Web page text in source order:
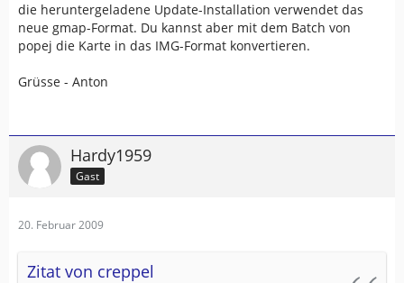
die heruntergeladene Update-Installation verwendet das
neue gmap-Format. Du kannst aber mit dem Batch von
popej die Karte in das IMG-Format konvertieren.
Grüsse - Anton
Hardy1959
Gast
20. Februar 2009
Zitat von creppel